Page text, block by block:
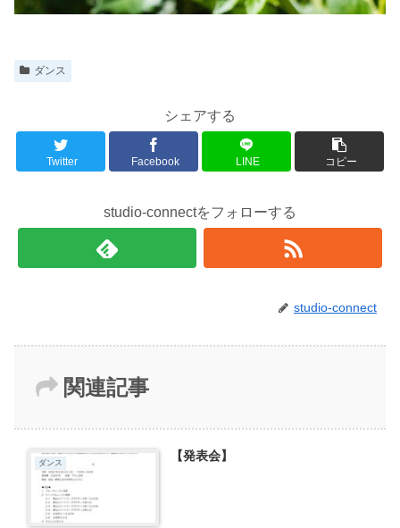
ダンス
シェアする
Twitter Facebook LINE コピー
studio-connectをフォローする
studio-connect
関連記事
ダンス 【発表会】